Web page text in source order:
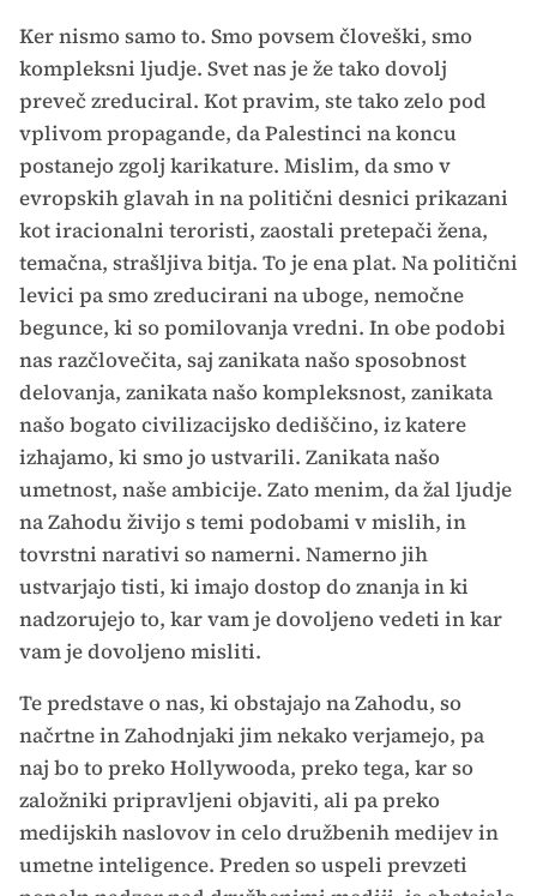
Ker nismo samo to. Smo povsem človeški, smo
kompleksni ljudje. Svet nas je že tako dovolj
preveč zreduciral. Kot pravim, ste tako zelo pod
vplivom propagande, da Palestinci na koncu
postanejo zgolj karikature. Mislim, da smo v
evropskih glavah in na politični desnici prikazani
kot iracionalni teroristi, zaostali pretepači žena,
temačna, strašljiva bitja. To je ena plat. Na politični
levici pa smo zreducirani na uboge, nemočne
begunce, ki so pomilovanja vredni. In obe podobi
nas razčlovečita, saj zanikata našo sposobnost
delovanja, zanikata našo kompleksnost, zanikata
našo bogato civilizacijsko dediščino, iz katere
izhajamo, ki smo jo ustvarili. Zanikata našo
umetnost, naše ambicije. Zato menim, da žal ljudje
na Zahodu živijo s temi podobami v mislih, in
tovrstni narativi so namerni. Namerno jih
ustvarjajo tisti, ki imajo dostop do znanja in ki
nadzorujejo to, kar vam je dovoljeno vedeti in kar
vam je dovoljeno misliti.
Te predstave o nas, ki obstajajo na Zahodu, so
načrtne in Zahodnjaki jim nekako verjamejo, pa
naj bo to preko Hollywooda, preko tega, kar so
založniki pripravljeni objaviti, ali pa preko
medijskih naslovov in celo družbenih medijev in
umetne inteligence. Preden so uspeli prevzeti